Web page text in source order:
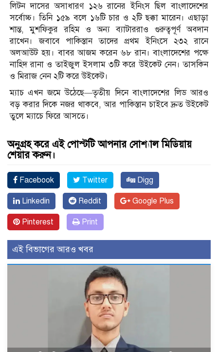
লিটন দাসের অসাধারণ ১২৬ রানের ইনিংস ছিল বাংলাদেশের
সর্বোচ্চ। তিনি ১৫৯ বলে ১৬টি চার ও ২টি ছক্কা মারেন। এছাড়া
শান্ত, মুশফিকুর রহিম ও অন্য ব্যাটাররাও গুরুত্বপূর্ণ অবদান
রাখেন। জবাবে পাকিস্তান তাদের প্রথম ইনিংসে ২৩২ রানে
অলআউট হয়। বাবর আজম করেন ৬৮ রান। বাংলাদেশের পক্ষে
নাহিদ রানা ও তাইজুল ইসলাম ৩টি করে উইকেট নেন। তাসকিন
ও মিরাজ নেন ২টি করে উইকেট।
ম্যাচ এখন জমে উঠেছে—তৃতীয় দিনে বাংলাদেশের লিড আরও
বড় করার দিকে নজর থাকবে, আর পাকিস্তান চাইবে দ্রুত উইকেট
তুলে ম্যাচে ফিরে আসতে।
অনুগ্রহ করে এই পোস্টটি আপনার সোশ্যাল মিডিয়ায়
শেয়ার করুন।
Facebook Twitter Digg
Linkedin Reddit Google Plus
Pinterest Print
এই বিভাগের আরও খবর